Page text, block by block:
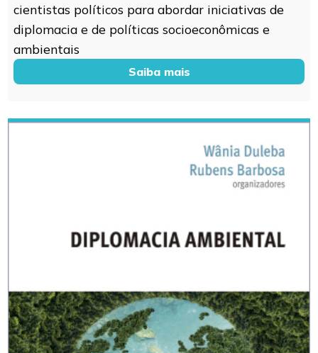
cientistas políticos para abordar iniciativas de
diplomacia e de políticas socioeconômicas e
ambientais
Saiba mais